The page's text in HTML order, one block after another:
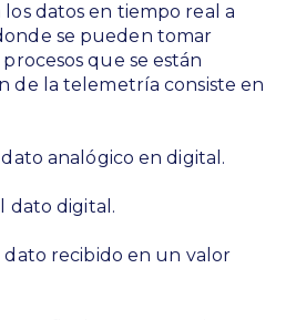
los datos en tiempo real a
se pueden tomar
que se están
de la telemetría consiste en
analógico en digital.
dato digital.
dato recibido en un valor